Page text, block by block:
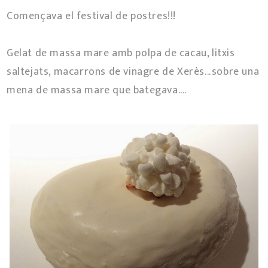
Començava el festival de postres!!!
Gelat de massa mare amb polpa de cacau, litxis
saltejats, macarrons de vinagre de Xerès...sobre una
mena de massa mare que bategava....